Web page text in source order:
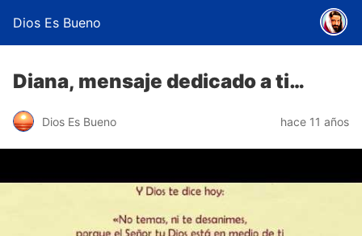
Dios Es Bueno
Diana, mensaje dedicado a ti…
Dios Es Bueno hace 11 años